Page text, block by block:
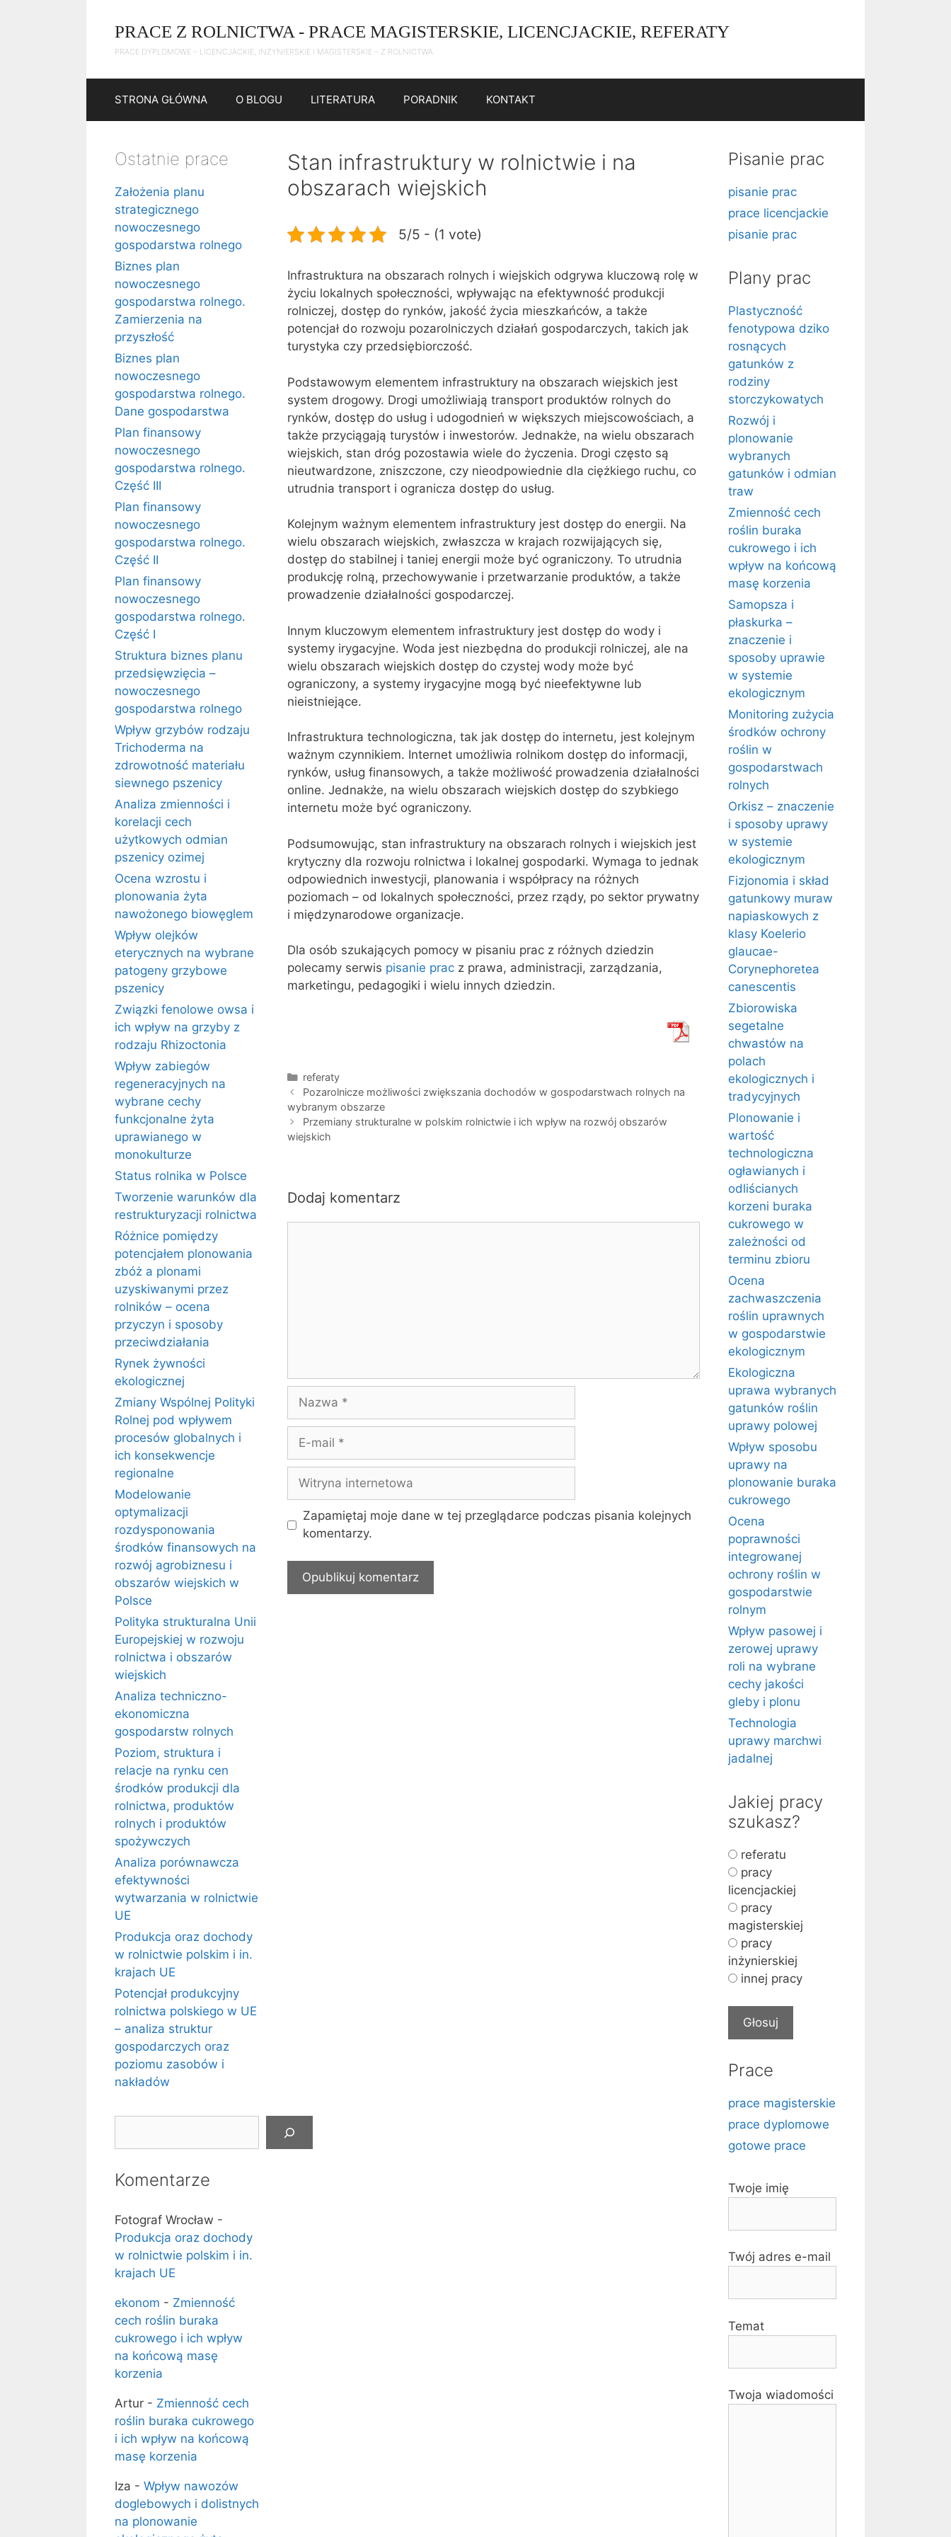
PRACE Z ROLNICTWA - PRACE MAGISTERSKIE, LICENCJACKIE, REFERATY
PRACE DYPLOMOWE – LICENCJACKIE, INŻYNIERSKIE I MAGISTERSKIE – Z ROLNICTWA
STRONA GŁÓWNA O BLOGU LITERATURA PORADNIK KONTAKT
Stan infrastruktury w rolnictwie i na
obszarach wiejskich
5/5 - (1 vote)
Infrastruktura na obszarach rolnych i wiejskich odgrywa kluczową rolę w
życiu lokalnych społeczności, wpływając na efektywność produkcji
rolniczej, dostęp do rynków, jakość życia mieszkańców, a także
potencjał do rozwoju pozarolniczych działań gospodarczych, takich jak
turystyka czy przedsiębiorczość.
Podstawowym elementem infrastruktury na obszarach wiejskich jest
system drogowy. Drogi umożliwiają transport produktów rolnych do
rynków, dostęp do usług i udogodnień w większych miejscowościach, a
także przyciągają turystów i inwestorów. Jednakże, na wielu obszarach
wiejskich, stan dróg pozostawia wiele do życzenia. Drogi często są
nieutwardzone, zniszczone, czy nieodpowiednie dla ciężkiego ruchu, co
utrudnia transport i ogranicza dostęp do usług.
Kolejnym ważnym elementem infrastruktury jest dostęp do energii. Na
wielu obszarach wiejskich, zwłaszcza w krajach rozwijających się,
dostęp do stabilnej i taniej energii może być ograniczony. To utrudnia
produkcję rolną, przechowywanie i przetwarzanie produktów, a także
prowadzenie działalności gospodarczej.
Innym kluczowym elementem infrastruktury jest dostęp do wody i
systemy irygacyjne. Woda jest niezbędna do produkcji rolniczej, ale na
wielu obszarach wiejskich dostęp do czystej wody może być
ograniczony, a systemy irygacyjne mogą być nieefektywne lub
nieistniejące.
Infrastruktura technologiczna, tak jak dostęp do internetu, jest kolejnym
ważnym czynnikiem. Internet umożliwia rolnikom dostęp do informacji,
rynków, usług finansowych, a także możliwość prowadzenia działalności
online. Jednakże, na wielu obszarach wiejskich dostęp do szybkiego
internetu może być ograniczony.
Podsumowując, stan infrastruktury na obszarach rolnych i wiejskich jest
krytyczny dla rozwoju rolnictwa i lokalnej gospodarki. Wymaga to jednak
odpowiednich inwestycji, planowania i współpracy na różnych
poziomach – od lokalnych społeczności, przez rządy, po sektor prywatny
i międzynarodowe organizacje.
Dla osób szukających pomocy w pisaniu prac z różnych dziedzin
polecamy serwis pisanie prac z prawa, administracji, zarządzania,
marketingu, pedagogiki i wielu innych dziedzin.
Kategorie
referaty
Pozarolnicze możliwości zwiększania dochodów w gospodarstwach rolnych na
wybranym obszarze
Przemiany strukturalne w polskim rolnictwie i ich wpływ na rozwój obszarów
wiejskich
Dodaj komentarz
Nazwa
Witryna
internetowa
Zapamiętaj moje dane w tej przeglądarce podczas pisania kolejnych
komentarzy.
Ostatnie prace
Założenia planu
strategicznego
nowoczesnego
gospodarstwa rolnego
Biznes plan
nowoczesnego
gospodarstwa rolnego.
Zamierzenia na
przyszłość
Biznes plan
nowoczesnego
gospodarstwa rolnego.
Dane gospodarstwa
Plan finansowy
nowoczesnego
gospodarstwa rolnego.
Część III
Plan finansowy
nowoczesnego
gospodarstwa rolnego.
Część II
Plan finansowy
nowoczesnego
gospodarstwa rolnego.
Część I
Struktura biznes planu
przedsięwzięcia –
nowoczesnego
gospodarstwa rolnego
Wpływ grzybów rodzaju
Trichoderma na
zdrowotność materiału
siewnego pszenicy
Analiza zmienności i
korelacji cech
użytkowych odmian
pszenicy ozimej
Ocena wzrostu i
plonowania żyta
nawożonego biowęglem
Wpływ olejków
eterycznych na wybrane
patogeny grzybowe
pszenicy
Związki fenolowe owsa i
ich wpływ na grzyby z
rodzaju Rhizoctonia
Wpływ zabiegów
regeneracyjnych na
wybrane cechy
funkcjonalne żyta
uprawianego w
monokulturze
Status rolnika w Polsce
Tworzenie warunków dla
restrukturyzacji rolnictwa
Różnice pomiędzy
potencjałem plonowania
zbóż a plonami
uzyskiwanymi przez
rolników – ocena
przyczyn i sposoby
przeciwdziałania
Rynek żywności
ekologicznej
Zmiany Wspólnej Polityki
Rolnej pod wpływem
procesów globalnych i
ich konsekwencje
regionalne
Modelowanie
optymalizacji
rozdysponowania
środków finansowych na
rozwój agrobiznesu i
obszarów wiejskich w
Polsce
Polityka strukturalna Unii
Europejskiej w rozwoju
rolnictwa i obszarów
wiejskich
Analiza techniczno-
ekonomiczna
gospodarstw rolnych
Poziom, struktura i
relacje na rynku cen
środków produkcji dla
rolnictwa, produktów
rolnych i produktów
spożywczych
Analiza porównawcza
efektywności
wytwarzania w rolnictwie
UE
Produkcja oraz dochody
w rolnictwie polskim i in.
krajach UE
Potencjał produkcyjny
rolnictwa polskiego w UE
– analiza struktur
gospodarczych oraz
poziomu zasobów i
nakładów
Komentarze
Fotograf Wrocław -
Produkcja oraz dochody
w rolnictwie polskim i in.
krajach UE
ekonom - Zmienność
cech roślin buraka
cukrowego i ich wpływ
na końcową masę
korzenia
Artur - Zmienność cech
roślin buraka cukrowego
i ich wpływ na końcową
masę korzenia
Iza - Wpływ nawozów
doglebowych i dolistnych
na plonowanie
Pisanie prac
pisanie prac
prace licencjackie
pisanie prac
Plany prac
Plastyczność
fenotypowa dziko
rosnących
gatunków z
rodziny
storczykowatych
Rozwój i
plonowanie
wybranych
gatunków i odmian
traw
Zmienność cech
roślin buraka
cukrowego i ich
wpływ na końcową
masę korzenia
Samopsza i
płaskurka –
znaczenie i
sposoby uprawie
w systemie
ekologicznym
Monitoring zużycia
środków ochrony
roślin w
gospodarstwach
rolnych
Orkisz – znaczenie
i sposoby uprawy
w systemie
ekologicznym
Fizjonomia i skład
gatunkowy muraw
napiaskowych z
klasy Koelerio
glaucae-
Corynephoretea
canescentis
Zbiorowiska
segetalne
chwastów na
polach
ekologicznych i
tradycyjnych
Plonowanie i
wartość
technologiczna
ogławianych i
odliścianych
korzeni buraka
cukrowego w
zależności od
terminu zbioru
Ocena
zachwaszczenia
roślin uprawnych
w gospodarstwie
ekologicznym
Ekologiczna
uprawa wybranych
gatunków roślin
uprawy polowej
Wpływ sposobu
uprawy na
plonowanie buraka
cukrowego
Ocena
poprawności
integrowanej
ochrony roślin w
gospodarstwie
rolnym
Wpływ pasowej i
zerowej uprawy
roli na wybrane
cechy jakości
gleby i plonu
Technologia
uprawy marchwi
jadalnej
Jakiej pracy
szukasz?
referatu
pracy
licencjackiej
pracy
magisterskiej
pracy
inżynierskiej
innej pracy
Prace
prace magisterskie
prace dyplomowe
gotowe prace
Twoje imię
Twój adres e-mail
Temat
Twoja wiadomości